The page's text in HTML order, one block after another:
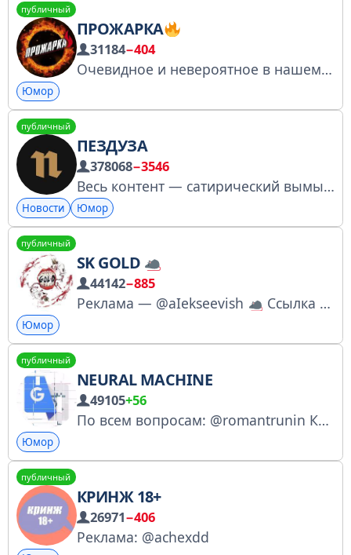
публичный
ПРОЖАРКА
31184−404
Очевидное и невероятное в нашем безумном мире. Садитесь поудобнее и пристегивайте ремни! РКН № 5512938177 По ВП обращаться к @Andrei_guru
Юмор
публичный
ПЕЗДУЗА
378068−3546
Весь контент — сатирический вымысел, все совпадения случайны. Предложка: @Realpezduzabot Реклама: @strangelovedr, @RealPezduza Помощник: @politmanager
Новости Юмор
публичный
SK GOLD
44142−885
Реклама — @aIekseevish Ссылка - https://t.me/+iiEXJkLM6UBkZDUy
Юмор
публичный
NEURAL MACHINE
49105+56
По всем вопросам: @romantrunin Контент проекта сгенерирован из бессмысленных комбинаций букв и представляет собой глитчи нейросети Google Translate. Результаты отбираем творчески, как вы любите. Лицензия: https://clck.ru/3FYGtA
Юмор
публичный
КРИНЖ 18+
26971−406
Реклама: @achexdd